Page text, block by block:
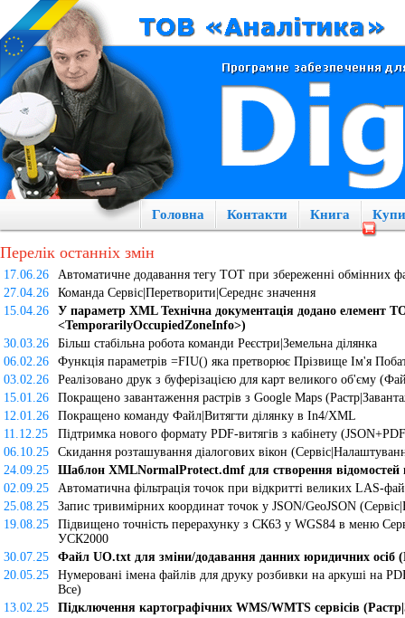
Головна Контакти Книга
Перелік останніх змін
17.06.26
Автоматичне додавання тегу ТОТ при збереженні обмінних
27.04.26
Команда Сервіс|Перетворити|Середнє значення
15.04.26
У параметр XML Технічна документація додано елемент
<TemporarilyOccupiedZoneInfo>)
30.03.26
Більш стабільна робота команди Реєстри|Земельна ділянка
06.02.26
Функція параметрів =FIU() яка претворює Прізвище Ім'я
03.02.26
Реалізовано друк з буферізацією для карт великого об'єму
15.01.26
Покращено завантаження растрів з Google Maps
12.01.26
Покращено команду Файл|Витягти ділянку в In4/XML
11.12.25
Підтримка нового формату PDF-витягів з кабінету
06.10.25
Скидання розташування діалогових вікон
24.09.25
Шаблон XMLNormalProtect.dmf для створення відомостей
02.09.25
Автоматична фільтрація точок при відкритті великих LAS-
25.08.25
Запис тривимірних координат точок у JSON/GeoJSON
19.08.25
Підвищено точність перерахунку з СК63 у WGS84 в меню
УСК2000
30.07.25
Файл UO.txt для зміни/додавання данних юридичних осіб
20.05.25
Нумеровані імена файлів для друку розбивки на аркуші на
Все)
13.02.25
Підключення картографічних WMS/WMTS сервісів